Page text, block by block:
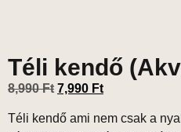
Téli kendő
8,990Ft 7,990 Ft
Téli kendő ami nem csak a